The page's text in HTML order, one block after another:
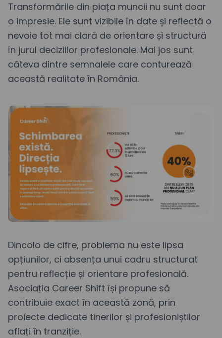
Transformările din piața muncii nu sunt doar
o impresie. Ele sunt vizibile în date și reflectă o
nevoie tot mai clară de orientare și structură
în jurul deciziilor profesionale. Mai jos sunt
câteva dintre semnalele care conturează
această realitate în România.
Dincolo de cifre, problema nu este lipsa
opțiunilor, ci absența unui cadru structurat
pentru reflecție și orientare profesională.
Asociația Career Shift își propune să
contribuie exact în această zonă, prin
proiecte dedicate tinerilor și profesioniștilor
aflați în tranziție.